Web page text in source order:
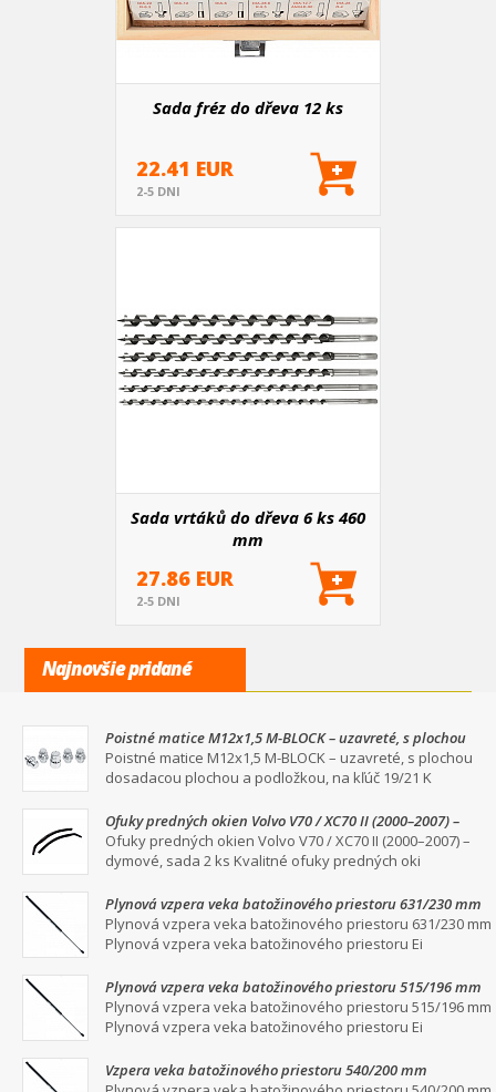
Sada fréz do dřeva 12 ks
22.41 EUR
2-5 DNI
Sada vrtáků do dřeva 6 ks 460
mm
27.86 EUR
2-5 DNI
Najnovšie pridané
Poistné matice M12x1,5 M-BLOCK – uzavreté, s plochou
dosadacou plochou a podložkou, na kľúč 19/21
Poistné matice M12x1,5 M-BLOCK – uzavreté, s plochou
dosadacou plochou a podložkou, na kľúč 19/21 K
Ofuky predných okien Volvo V70 / XC70 II (2000–2007) –
dymové, sada 2 ks
Ofuky predných okien Volvo V70 / XC70 II (2000–2007) –
dymové, sada 2 ks Kvalitné ofuky predných oki
Plynová vzpera veka batožinového priestoru 631/230 mm
Plynová vzpera veka batožinového priestoru 631/230 mm
Plynová vzpera veka batožinového priestoru Ei
Plynová vzpera veka batožinového priestoru 515/196 mm
Plynová vzpera veka batožinového priestoru 515/196 mm
Plynová vzpera veka batožinového priestoru Ei
Vzpera veka batožinového priestoru 540/200 mm